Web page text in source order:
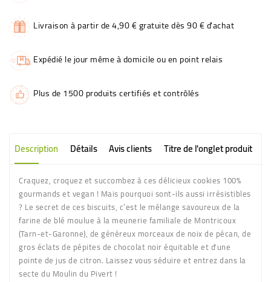
Livraison à partir de 4,90 € gratuite dès 90 € d'achat
Expédié le jour même à domicile ou en point relais
Plus de 1500 produits certifiés et contrôlés
Description Détails Avis clients Titre de l'onglet produit
Craquez, croquez et succombez à ces délicieux cookies 100%
gourmands et vegan ! Mais pourquoi sont-ils aussi irrésistibles
? Le secret de ces biscuits, c’est le mélange savoureux de la
farine de blé moulue à la meunerie familiale de Montricoux
(Tarn-et-Garonne), de généreux morceaux de noix de pécan, de
gros éclats de pépites de chocolat noir équitable et d'une
pointe de jus de citron. Laissez vous séduire et entrez dans la
secte du Moulin du Pivert !